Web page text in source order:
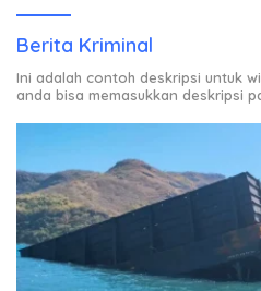
Berita Kriminal
Ini adalah contoh deskripsi untuk
anda bisa memasukkan deskripsi